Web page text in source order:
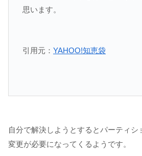
思います。
引用元： YAHOO!知恵袋
自分で解決しようとするとパーティシ
変更が必要になってくるようです。